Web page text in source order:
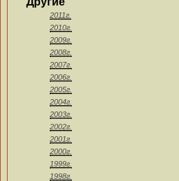
2011г.
2010г.
2009г.
2008г.
2007г.
2006г.
2005г.
2004г.
2003г.
2002г.
2001г.
2000г.
1999г.
1998г.